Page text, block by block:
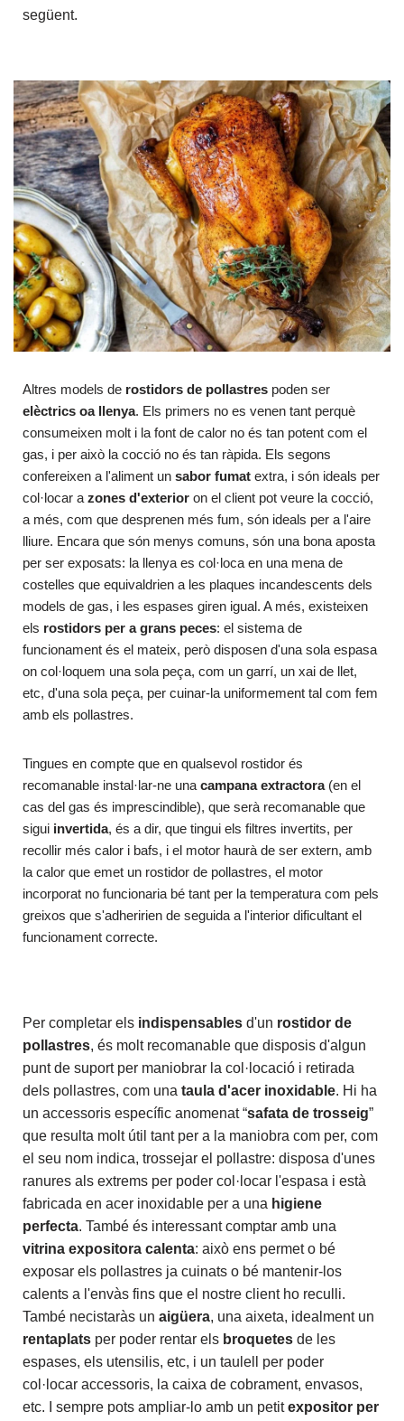
següent.
Altres models de rostidors de pollastres poden ser
elèctrics oa llenya. Els primers no es venen tant perquè
consumeixen molt i la font de calor no és tan potent com el
gas, i per això la cocció no és tan ràpida. Els segons
confereixen a l'aliment un sabor fumat extra, i són ideals per
col·locar a zones d'exterior on el client pot veure la cocció,
a més, com que desprenen més fum, són ideals per a l'aire
lliure. Encara que són menys comuns, són una bona aposta
per ser exposats: la llenya es col·loca en una mena de
costelles que equivaldrien a les plaques incandescents dels
models de gas, i les espases giren igual. A més, existeixen
els rostidors per a grans peces: el sistema de
funcionament és el mateix, però disposen d'una sola espasa
on col·loquem una sola peça, com un garrí, un xai de llet,
etc, d'una sola peça, per cuinar-la uniformement tal com fem
amb els pollastres.
Tingues en compte que en qualsevol rostidor és
recomanable instal·lar-ne una campana extractora(en el
cas del gas és imprescindible), que serà recomanable que
sigui invertida, és a dir, que tingui els filtres invertits, per
recollir més calor i bafs, i el motor haurà de ser extern, amb
la calor que emet un rostidor de pollastres, el motor
incorporat no funcionaria bé tant per la temperatura com pels
greixos que s'adheririen de seguida a l'interior dificultant el
funcionament correcte.
Per completar els indispensables d'un rostidor de
pollastres, és molt recomanable que disposis d'algun
punt de suport per maniobrar la col·locació i retirada
dels pollastres, com una taula d'acer inoxidable. Hi ha
un accessoris específic anomenat “safata de trosseig”
que resulta molt útil tant per a la maniobra com per, com
el seu nom indica, trossejar el pollastre: disposa d'unes
ranures als extrems per poder col·locar l'espasa i està
fabricada en acer inoxidable per a una higiene
perfecta. També és interessant comptar amb una
vitrina expositora calenta: això ens permet o bé
exposar els pollastres ja cuinats o bé mantenir-los
calents a l'envàs fins que el nostre client ho reculli.
També necistaràs un aigüera, una aixeta, idealment un
rentaplats per poder rentar els broquetes de les
espases, els utensilis, etc, i un taulell per poder
col·locar accessoris, la caixa de cobrament, envasos,
etc. I sempre pots ampliar-lo amb un petitexpositor per